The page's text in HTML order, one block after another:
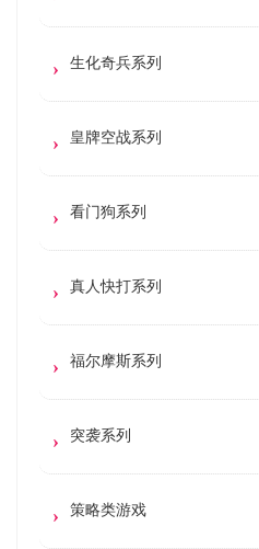
生化奇兵系列
皇牌空战系列
看门狗系列
真人快打系列
福尔摩斯系列
突袭系列
策略类游戏